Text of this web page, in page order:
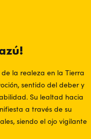
la realeza en la Tierra
sentido del deber y
Su lealtad hacia
a través de su
siendo el ojo vigilante